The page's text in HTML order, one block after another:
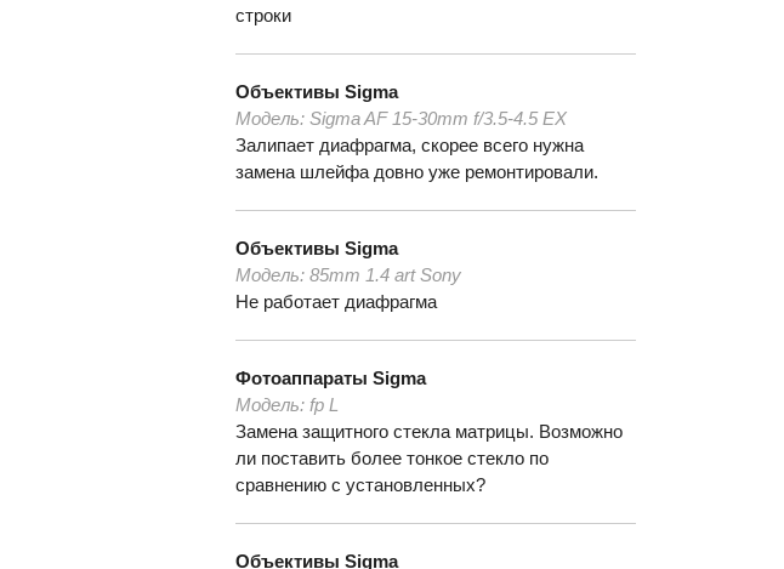
строки
Объективы Sigma
Модель: Sigma AF 15-30mm f/3.5-4.5 EX
Залипает диафрагма, скорее всего нужна
замена шлейфа довно уже ремонтировали.
Объективы Sigma
Модель: 85mm 1.4 art Sony
Не работает диафрагма
Фотоаппараты Sigma
Модель: fp L
Замена защитного стекла матрицы. Возможно
ли поставить более тонкое стекло по
сравнению с установленных?
Объективы Sigma